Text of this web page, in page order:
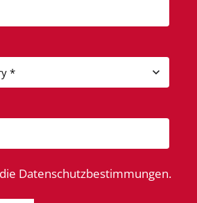
Datenschutzbestimmungen.